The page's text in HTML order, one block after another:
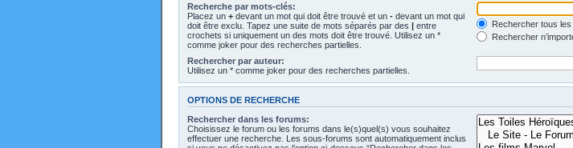
Recherche par mots-clés:
Placez un + devant un mot qui doit être trouvé et un - devant un mot qui
doit être exclu. Tapez une suite de mots séparés par des | entre
crochets si uniquement un des mots doit être trouvé. Utilisez un *
comme joker pour des recherches partielles.
Rechercher tous les
Rechercher
Rechercher par auteur:
Utilisez un * comme joker pour des recherches partielles.
OPTIONS DE RECHERCHE
Rechercher dans les forums:
Choisissez le forum ou les forums dans le(s)quel(s) vous souhaitez
effectuer une recherche. Les sous-forums sont automatiquement inclus